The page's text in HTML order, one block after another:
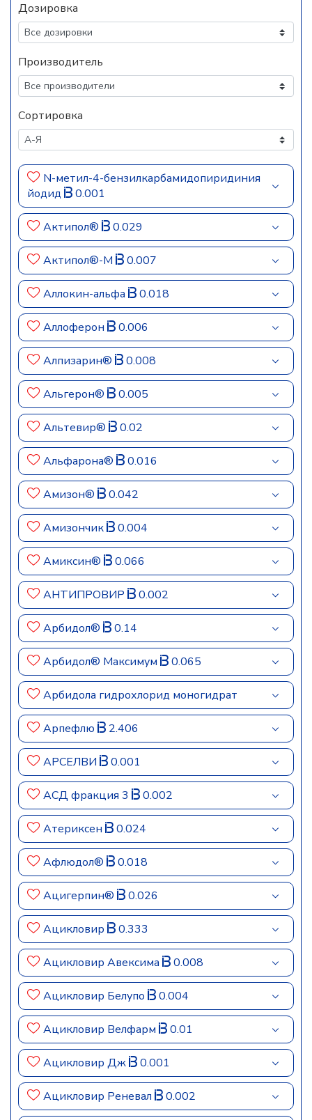
Дозировка
Производитель
Сортировка
N-метил-4-бензилкарбамидопиридиния
йодид
0.001
Актипол® 0.029
Актипол®-М 0.007
Аллокин-альфа 0.018
Аллоферон 0.006
Алпизарин® 0.008
Альгерон® 0.005
Альтевир® 0.02
Альфарона® 0.016
Амизон® 0.042
Амизончик 0.004
Амиксин® 0.066
АНТИПРОВИР 0.002
Арбидол® 0.14
Арбидол® Максимум 0.065
Арбидола гидрохлорид моногидрат
Арпефлю 2.406
АРСЕЛВИ 0.001
АСД фракция 3 0.002
Атериксен 0.024
Афлюдол® 0.018
Ацигерпин® 0.026
Ацикловир 0.333
Ацикловир Авексима 0.008
Ацикловир Белупо 0.004
Ацикловир Велфарм 0.01
Ацикловир Дж 0.001
Ацикловир Реневал 0.002